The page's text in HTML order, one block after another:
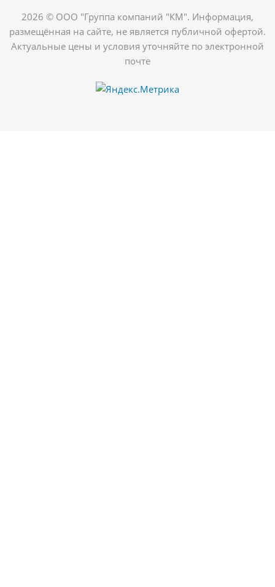
2026 © ООО "Группа компаний "КМ". Информация,
размещённая на сайте, не является публичной офертой.
Актуальные цены и условия уточняйте по электронной
почте